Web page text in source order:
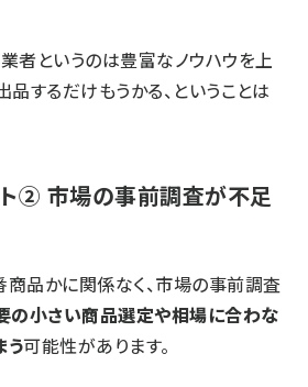
者というのは豊富なノウハウを上
品するだけもうかる、ということは
ト② 市場の事前調査が不足
品かに関係なく、市場の事前調査
の小さい商品選定や相場に合わな
う可能性があります。